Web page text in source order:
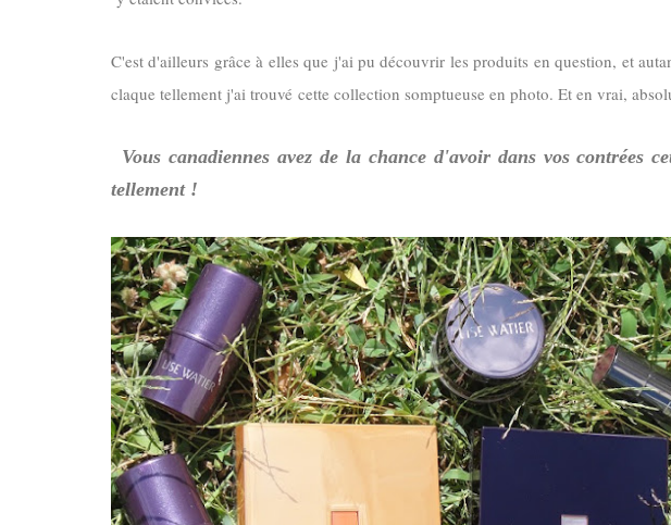
C'est d'ailleurs grâce à elles que j'ai pu découvrir les produits en question, et
claque tellement j'ai trouvé cette collection somptueuse en photo. Et en vrai,
Vous canadiennes avez de la chance d'avoir dans vos contrées
tellement !